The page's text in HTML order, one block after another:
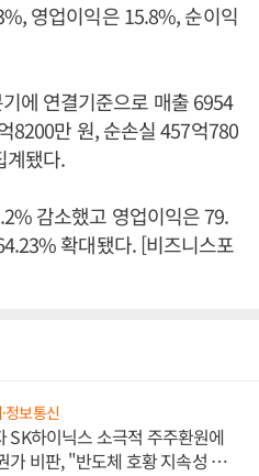
영업이익은 15.8%, 순이익
에 연결기준으로 매출 6954
8200만 원, 순손실 457억780
계됐다.
감소했고 영업이익은 79.
확대됐다. [비즈니스포
정보통신
SK하이닉스 소극적 주주환원에
가 비판, "반도체 호황 지속성 의